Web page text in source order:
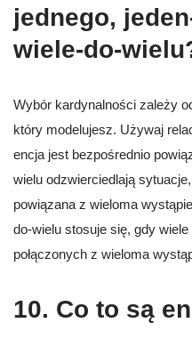
jednego,
wiele-do-
Wybór kardynalności zależy
który modelujesz. Używaj
encja jest bezpośrednio
wielu odzwierciedlają
powiązana z wieloma
do-wielu stosuje się, gdy
połączonych z wieloma
10. Co to są